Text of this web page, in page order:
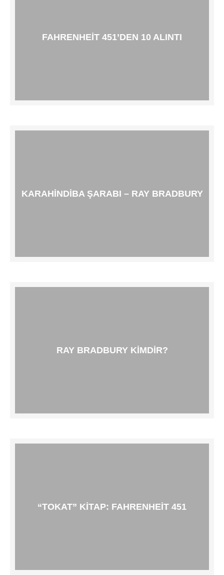
FAHRENHEIT 451’DEN 10 ALINTI
KARAHINDIBA ŞARABI – RAY BRADBURY
RAY BRADBURY KIMDIR?
“TOKAT” KITAP: FAHRENHEIT 451